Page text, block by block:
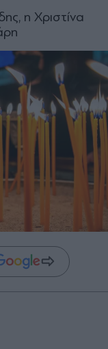
η Χριστίνα